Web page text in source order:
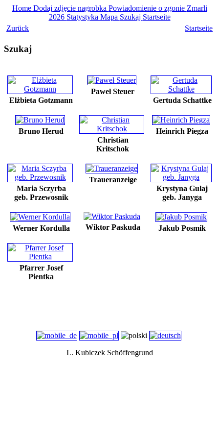
Home Dodaj zdjęcie nagrobka Powiadomienie o zgonie Zmarli
2026 Statystyka Mapa Szukaj Startseite
Zurück
Startseite
Szukaj
Elżbieta Gotzmann
Paweł Steuer
Gertuda Schattke
Bruno Herud
Christian
Kritschok
Heinrich Piegza
Maria Sczyrba
geb. Przewosnik
Traueranzeige
Krystyna Gulaj
geb. Janyga
Werner Kordulla Wiktor Paskuda Jakub Posmik
Pfarrer Josef
Pientka
L. Kubiczek Schöffengrund